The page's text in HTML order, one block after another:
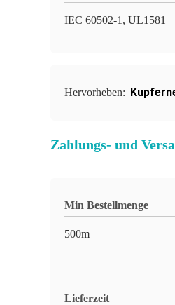
IEC 60502-1, UL1581
Hervorheben:
Zahlungs- und
Min Bestellmenge
500m
Lieferzeit